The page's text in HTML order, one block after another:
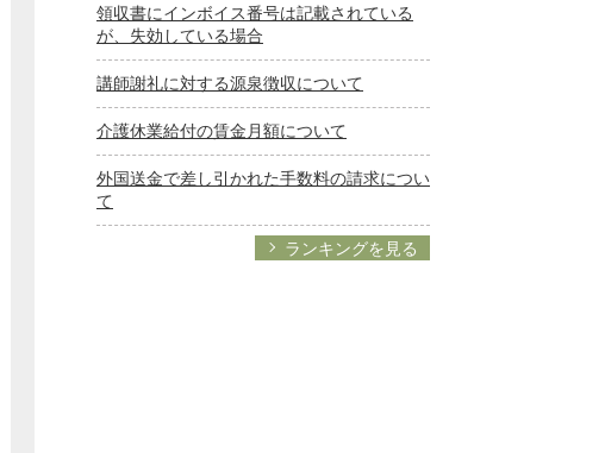
領収書にインボイス番号は記載されている
が、失効している場合
講師謝礼に対する源泉徴収について
介護休業給付の賃金月額について
外国送金で差し引かれた手数料の請求につい
て
ランキングを見る